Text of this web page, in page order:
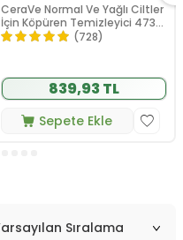
CeraVe Normal Ve Yağlı Ciltler
İçin Köpüren Temizleyici 473
ml
(728)
839,93 TL
Sepete Ekle